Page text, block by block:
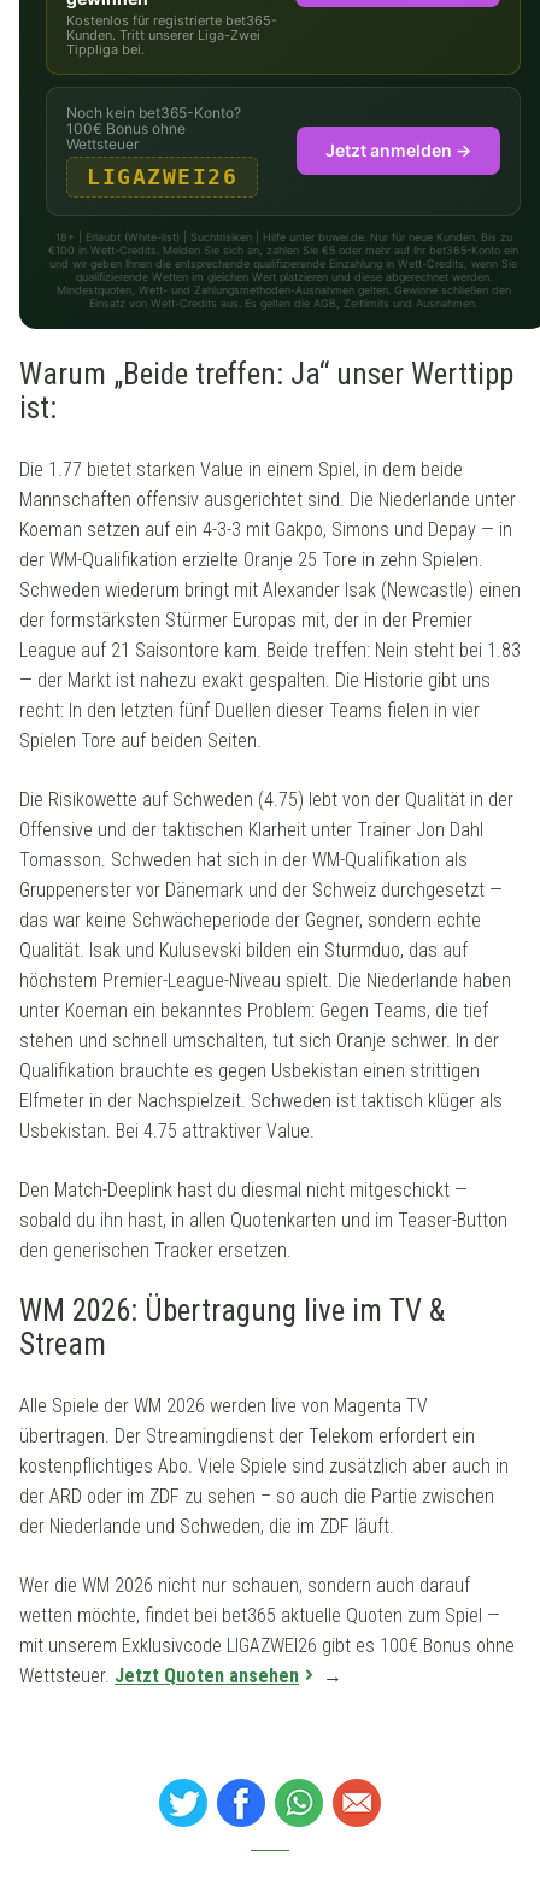
Kostenlos für registrierte bet365-
Kunden. Tritt unserer Liga-Zwei
Tippliga bei.
Noch kein bet365-Konto?
100€ Bonus ohne
Wettsteuer
LIGAZWEI26
Jetzt anmelden →
18+ | Erlaubt (White-list) | Suchtrisiken | Hilfe unter buwei.de. Nur für neue Kunden. Bis zu
€100 in Wett-Credits. Melden Sie sich an, zahlen Sie €5 oder mehr auf Ihr bet365-Konto ein
und wir geben Ihnen die entsprechende qualifizierende Einzahlung in Wett-Credits, wenn Sie
qualifizierende Wetten im gleichen Wert platzieren und diese abgerechnet werden.
Mindestquoten, Wett- und Zahlungsmethoden-Ausnahmen gelten. Gewinne schließen den
Einsatz von Wett-Credits aus. Es gelten die AGB, Zeitlimits und Ausnahmen.
Warum „Beide treffen: Ja“ unser Werttipp
ist:
Die 1.77 bietet starken Value in einem Spiel, in dem beide
Mannschaften offensiv ausgerichtet sind. Die Niederlande unter
Koeman setzen auf ein 4-3-3 mit Gakpo, Simons und Depay — in
der WM-Qualifikation erzielte Oranje 25 Tore in zehn Spielen.
Schweden wiederum bringt mit Alexander Isak (Newcastle) einen
der formstärksten Stürmer Europas mit, der in der Premier
League auf 21 Saisontore kam. Beide treffen: Nein steht bei 1.83
— der Markt ist nahezu exakt gespalten. Die Historie gibt uns
recht: In den letzten fünf Duellen dieser Teams fielen in vier
Spielen Tore auf beiden Seiten.
Die Risikowette auf Schweden (4.75) lebt von der Qualität in der
Offensive und der taktischen Klarheit unter Trainer Jon Dahl
Tomasson. Schweden hat sich in der WM-Qualifikation als
Gruppenerster vor Dänemark und der Schweiz durchgesetzt —
das war keine Schwächeperiode der Gegner, sondern echte
Qualität. Isak und Kulusevski bilden ein Sturmduo, das auf
höchstem Premier-League-Niveau spielt. Die Niederlande haben
unter Koeman ein bekanntes Problem: Gegen Teams, die tief
stehen und schnell umschalten, tut sich Oranje schwer. In der
Qualifikation brauchte es gegen Usbekistan einen strittigen
Elfmeter in der Nachspielzeit. Schweden ist taktisch klüger als
Usbekistan. Bei 4.75 attraktiver Value.
Den Match-Deeplink hast du diesmal nicht mitgeschickt —
sobald du ihn hast, in allen Quotenkarten und im Teaser-Button
den generischen Tracker ersetzen.
WM 2026: Übertragung live im TV &
Stream
Alle Spiele der WM 2026 werden live von Magenta TV
übertragen. Der Streamingdienst der Telekom erfordert ein
kostenpflichtiges Abo. Viele Spiele sind zusätzlich aber auch in
der ARD oder im ZDF zu sehen – so auch die Partie zwischen
der Niederlande und Schweden, die im ZDF läuft.
Wer die WM 2026 nicht nur schauen, sondern auch darauf
wetten möchte, findet bei bet365 aktuelle Quoten zum Spiel —
mit unserem Exklusivcode LIGAZWEI26 gibt es 100€ Bonus ohne
Wettsteuer. Jetzt Quoten ansehen →